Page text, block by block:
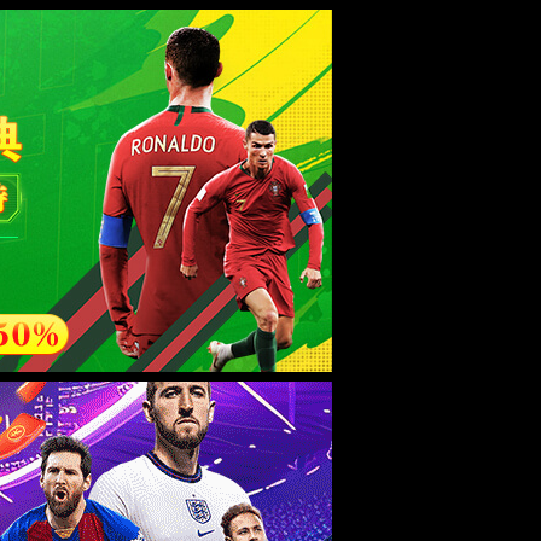
试。